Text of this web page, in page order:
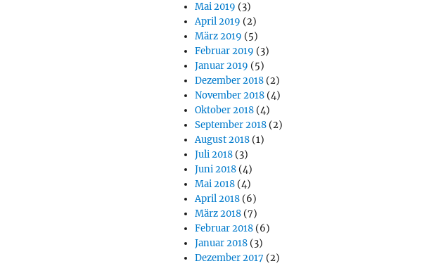
Mai 2019 (3)
April 2019 (2)
März 2019 (5)
Februar 2019 (3)
Januar 2019 (5)
Dezember 2018 (2)
November 2018 (4)
Oktober 2018 (4)
September 2018 (2)
August 2018 (1)
Juli 2018 (3)
Juni 2018 (4)
Mai 2018 (4)
April 2018 (6)
März 2018 (7)
Februar 2018 (6)
Januar 2018 (3)
Dezember 2017 (2)